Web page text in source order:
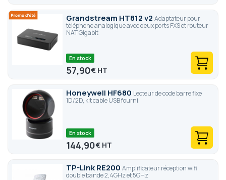
Grandstream HT812 v2 Adaptateur pour
téléphone analogique avec deux ports FXS et routeur
NAT Gigabit
En stock
57,90€
Honeywell HF680 Lecteur de code barre fixe
1D/2D, kit cable USB fourni.
En stock
144,90€
TP-Link RE200 Amplificateur réception wifi
double bande 2,4GHz et 5GHz